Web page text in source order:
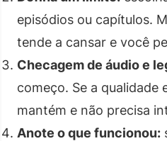
episódios ou capítulos.
tende a cansar e você
Checagem de áudio e
começo. Se a qualidade
mantém e não precisa
Anote o que funcionou: